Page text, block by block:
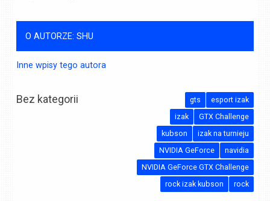
O AUTORZE: SHU
Inne wpisy tego autora
Bez kategorii esport izak
gts
GTX Challenge
izak
izak na turnieju
kubson
navidia
NVIDIA GeForce
NVIDIA GeForce GTX Challenge
rock
rock izak kubson